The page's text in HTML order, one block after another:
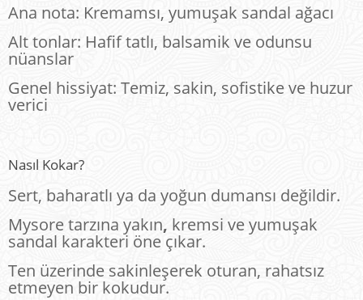
aldı
Ana nota: Kremamsı, yumuşak sandal ağacı
Alt tonlar: Hafif tatlı, balsamik ve odunsu
nüanslar
Genel hissiyat: Temiz, sakin, sofistike ve huzur
verici
Nasıl Kokar?
Sert, baharatlı ya da yoğun dumansı değildir.
Mysore tarzına yakın, kremsi ve yumuşak
sandal karakteri öne çıkar.
Ten üzerinde sakinleşerek oturan, rahatsız
etmeyen bir kokudur.